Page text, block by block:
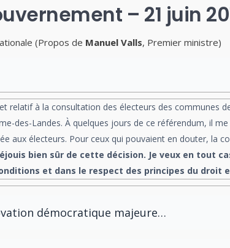
– 21 juin
(Propos de Manuel Valls, Premier ministre)
relatif à la consultation des électeurs des communes
des-Landes. À quelques jours de ce référendum, il
aux électeurs. Pour ceux qui pouvaient en douter, la
bien sûr de cette décision. Je veux en tout
et dans le respect des principes du droit
démocratique majeure…